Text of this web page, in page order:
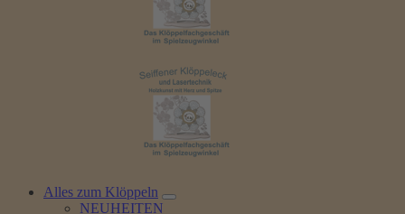
Alles zum Klöppeln
NEUHEITEN